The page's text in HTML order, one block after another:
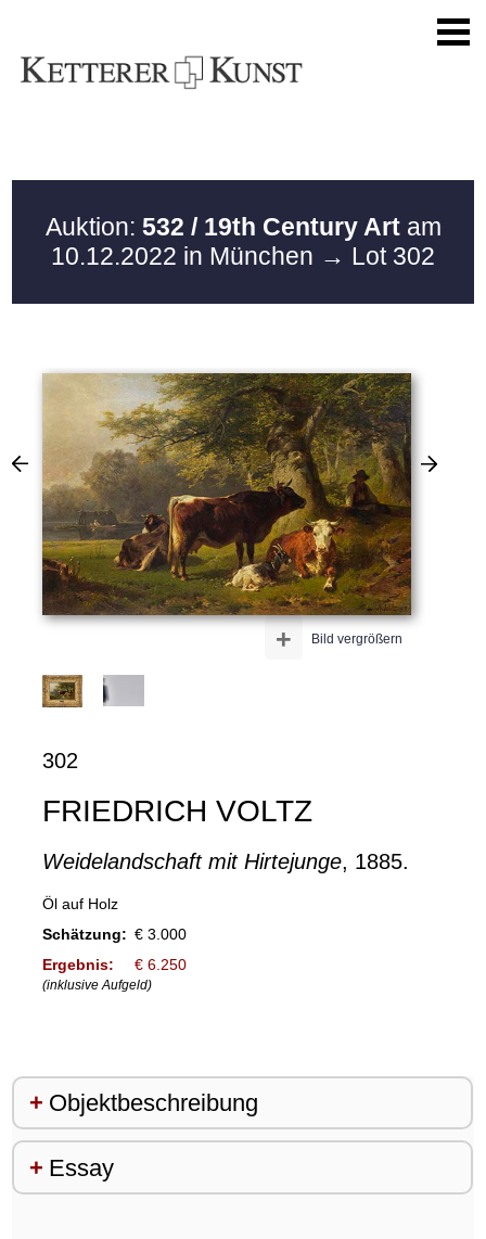
Auktion: 532 / 19th Century Artam
10.12.2022 in München → Lot 302
Bild vergrößern
+
302
FRIEDRICH VOLTZ
Weidelandschaft mit Hirtejunge, 1885.
Öl auf Holz
Schätzung: € 3.000
Ergebnis:
€ 6.250
(inklusive Aufgeld)
Objektbeschreibung
Essay